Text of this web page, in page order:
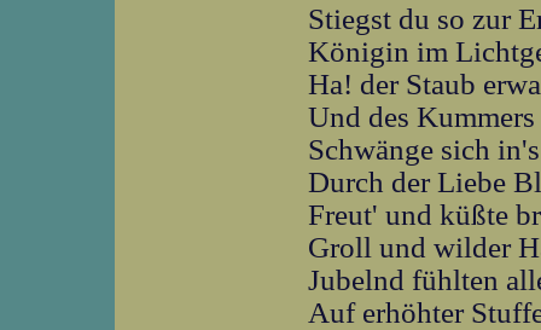
Stiegst du so zur
Königin im
Ha! der Staub
Und des
Schwänge sich
Durch der Liebe
Freut' und küßte
Groll und wilder
Jubelnd fühlten
Auf erhöhter